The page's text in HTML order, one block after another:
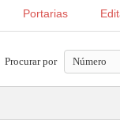
Portarias
Procurar por